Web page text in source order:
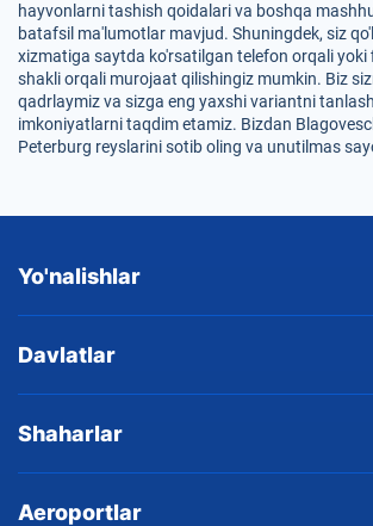
hayvonlarni tashish qoidalari va boshqa
batafsil ma'lumotlar mavjud. Shuningdek, siz
xizmatiga saytda ko'rsatilgan telefon orqali yoki
shakli orqali murojaat qilishingiz mumkin. Biz
qadrlaymiz va sizga eng yaxshi variantni
imkoniyatlarni taqdim etamiz. Bizdan
Peterburg reyslarini sotib oling va unutilmas
Yo'nalishlar
Davlatlar
Shaharlar
Aeroportlar